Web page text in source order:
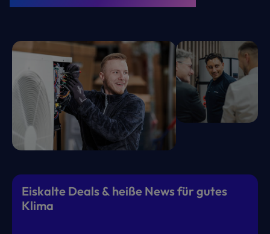
Eiskalte Deals & heiße News für gutes
Klima